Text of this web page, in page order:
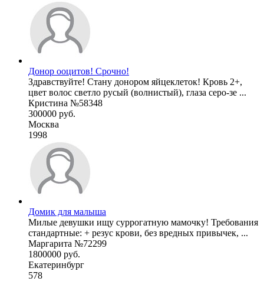
Донор ооцитов! Срочно!
Здравствуйте! Стану донором яйцеклеток! Кровь 2+,
цвет волос светло русый (волнистый), глаза серо-зе ...
Кристина №58348
300000 руб.
Москва
1998
Домик для малыша
Милые девушки ищу суррогатную мамочку! Требования
стандартные: + резус крови, без вредных привычек, ...
Маргарита №72299
1800000 руб.
Екатеринбург
578